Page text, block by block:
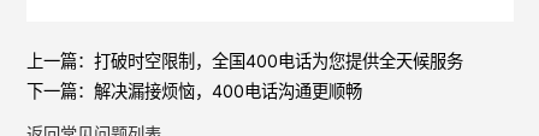
上一篇： 打破时空限制，全国400电话为您提供全天候服务
下一篇： 解决漏接烦恼，400电话沟通更顺畅